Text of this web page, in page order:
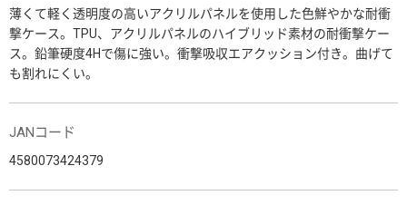
薄くて軽く透明度の高いアクリルパネルを使用した色鮮やかな耐衝
撃ケース。TPU、アクリルパネルのハイブリッド素材の耐衝撃ケー
ス。鉛筆硬度4Hで傷に強い。衝撃吸収エアクッション付き。曲げて
も割れにくい。
JANコード
4580073424379